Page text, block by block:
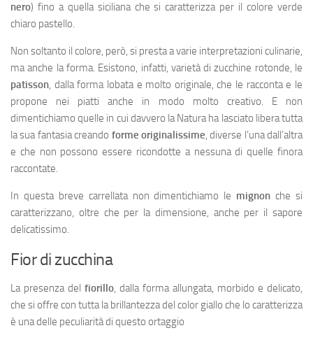
nero) fino a quella siciliana che si caratterizza per il colore verde
chiaro pastello.
Non soltanto il colore, però, si presta a varie interpretazioni culinarie,
ma anche la forma. Esistono, infatti, varietà di zucchine rotonde, le
patisson, dalla forma lobata e molto originale, che le racconta e le
propone nei piatti anche in modo molto creativo. E non
dimentichiamo quelle in cui davvero la Natura ha lasciato libera tutta
la sua fantasia creando forme originalissime, diverse l’una dall’altra
e che non possono essere ricondotte a nessuna di quelle finora
raccontate.
In questa breve carrellata non dimentichiamo le mignon che si
caratterizzano, oltre che per la dimensione, anche per il sapore
delicatissimo.
Fior di zucchina
La presenza del fiorillo, dalla forma allungata, morbido e delicato,
che si offre con tutta la brillantezza del color giallo che lo caratterizza
è una delle peculiarità di questo ortaggio